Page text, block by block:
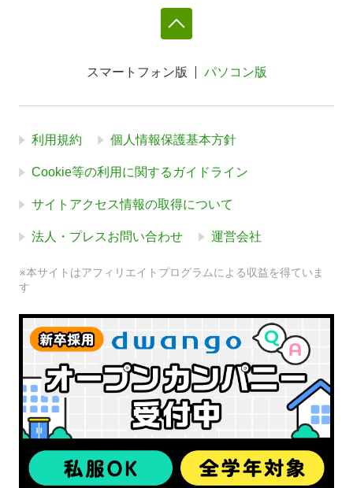
スマートフォン版 パソコン版
利用規約 個人情報保護基本方針
Cookie等の利用に関するガイドライン
サイトアクセス情報の取得について
法人・プレスお問い合わせ 運営会社
※本サイトはアフィリエイトプログラムによる収益を得ていま
す